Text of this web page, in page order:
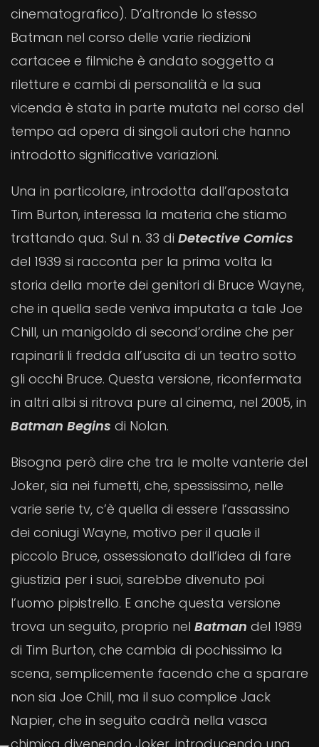
cinematografico). D’altronde lo stesso
Batman nel corso delle varie riedizioni
cartacee e filmiche è andato soggetto a
riletture e cambi di personalità e la sua
vicenda è stata in parte mutata nel corso del
tempo ad opera di singoli autori che hanno
introdotto significative variazioni.
Una in particolare, introdotta dall’apostata
Tim Burton, interessa la materia che stiamo
trattando qua. Sul n. 33 di Detective Comics
del 1939 si racconta per la prima volta la
storia della morte dei genitori di Bruce Wayne,
che in quella sede veniva imputata a tale Joe
Chill, un manigoldo di second’ordine che per
rapinarli li fredda all’uscita di un teatro sotto
gli occhi Bruce. Questa versione, riconfermata
in altri albi si ritrova pure al cinema, nel 2005, in
Batman Begins di Nolan.
Bisogna però dire che tra le molte vanterie del
Joker, sia nei fumetti, che, spessissimo, nelle
varie serie tv, c’è quella di essere l’assassino
dei coniugi Wayne, motivo per il quale il
piccolo Bruce, ossessionato dall’idea di fare
giustizia per i suoi, sarebbe divenuto poi
l’uomo pipistrello. E anche questa versione
trova un seguito, proprio nel Batman del 1989
di Tim Burton, che cambia di pochissimo la
scena, semplicemente facendo che a sparare
non sia Joe Chill, ma il suo complice Jack
Napier, che in seguito cadrà nella vasca